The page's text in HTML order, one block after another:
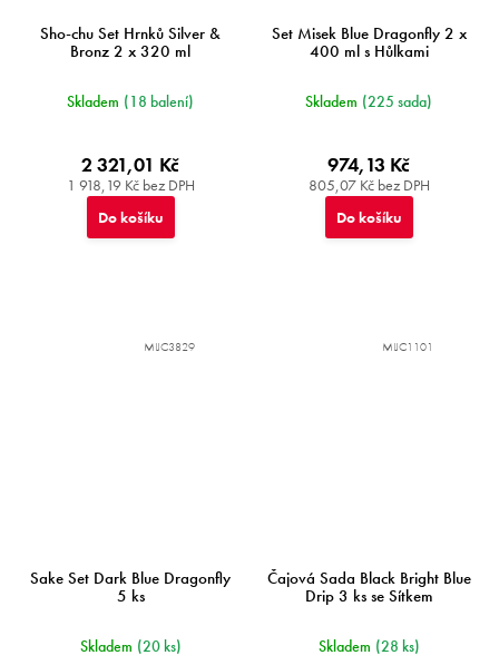
Sho-chu Set Hrnků Silver &
Bronz 2 x 320 ml
Skladem (18 balení)
1 918,19 Kč bez DPH
2 321,01 Kč
Do košíku
Set Misek Blue Dragonfly 2 x
400 ml s Hůlkami
Skladem (225 sada)
805,07 Kč bez DPH
974,13 Kč
Do košíku
Sake Set Dark Blue Dragonfly
5 ks
Skladem (20 ks)
MIJC3829
Čajová Sada Black Bright Blue
Drip 3 ks se Sítkem
Skladem (28 ks)
MIJC1101